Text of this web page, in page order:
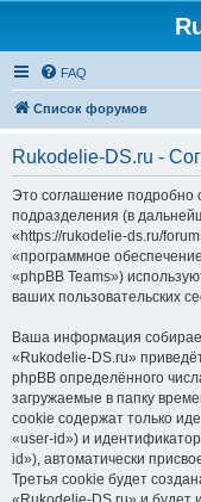
FAQ
Список форумов
Rukodelie-DS.ru -
Это соглашение подробно
подразделения (в
«https://rukodelie-ds.ru/
«программное
«phpBB Teams»)
ваших пользовательских
Ваша информация
«Rukodelie-DS.ru»
phpBB определённого
загружаемые в папку
cookie содержат только
«user-id») и
id»), автоматически
Третья cookie будет